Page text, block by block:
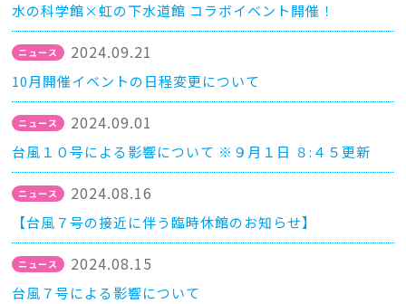
水の科学館×虹の下水道館 コラボイベント開催！
2024.09.21
10月開催イベントの日程変更について
2024.09.01
台風１０号による影響について ※９月１日 ８:４５更新
2024.08.16
【台風７号の接近に伴う臨時休館のお知らせ】
2024.08.15
台風７号による影響について